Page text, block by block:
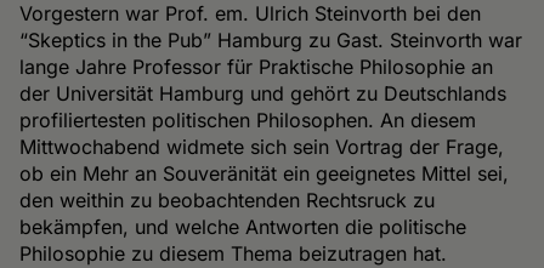
Vorgestern war Prof. em. Ulrich Steinvorth bei den
“Skeptics in the Pub” Hamburg zu Gast. Steinvorth war
lange Jahre Professor für Praktische Philosophie an
der Universität Hamburg und gehört zu Deutschlands
profiliertesten politischen Philosophen. An diesem
Mittwochabend widmete sich sein Vortrag der Frage,
ob ein Mehr an Souveränität ein geeignetes Mittel sei,
den weithin zu beobachtenden Rechtsruck zu
bekämpfen, und welche Antworten die politische
Philosophie zu diesem Thema beizutragen hat.